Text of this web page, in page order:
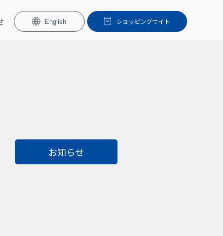
English ショッピングサイト
お知らせ